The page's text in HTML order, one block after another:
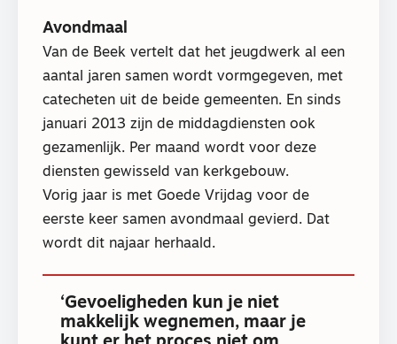
Avondmaal
Van de Beek vertelt dat het jeugdwerk al een
aantal jaren samen wordt vormgegeven, met
catecheten uit de beide gemeenten. En sinds
januari 2013 zijn de middagdiensten ook
gezamenlijk. Per maand wordt voor deze
diensten gewisseld van kerkgebouw.
Vorig jaar is met Goede Vrijdag voor de
eerste keer samen avondmaal gevierd. Dat
wordt dit najaar herhaald.
‘Gevoeligheden kun je niet
makkelijk wegnemen, maar je